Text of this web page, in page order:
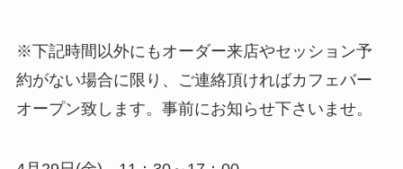
※下記時間以外にもオーダー来店やセッション予
約がない場合に限り、ご連絡頂ければカフェバー
オープン致します。事前にお知らせ下さいませ。